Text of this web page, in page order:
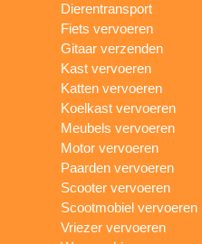
Dierentransport
Fiets vervoeren
Gitaar verzenden
Kast vervoeren
Katten vervoeren
Koelkast vervoeren
Meubels vervoeren
Motor vervoeren
Paarden vervoeren
Scooter vervoeren
Scootmobiel vervoeren
Vriezer vervoeren